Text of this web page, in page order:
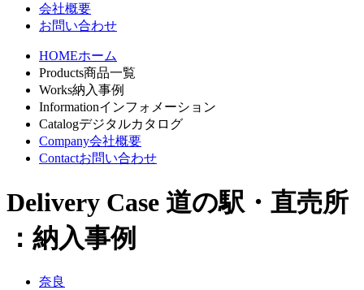
会社概要
お問い合わせ
HOMEホーム
Products商品一覧
Works納入事例
Informationインフォメーション
Catalogデジタルカタログ
Company会社概要
Contactお問い合わせ
Delivery Case 道の駅・直売所
：納入事例
奈良